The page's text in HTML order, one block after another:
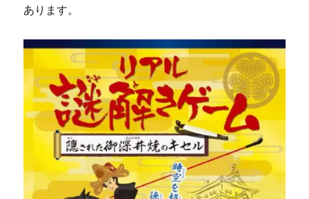
あります。